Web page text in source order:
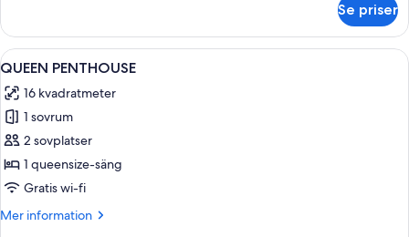
Sixth
Floor
Se priser
Öppna
alla
foton
för
QUEEN
PENTHOUSE
Ett välordnat hotellrum med en stor
5
QUEEN PENTHOUSE
16 kvadratmeter
1 sovrum
2 sovplatser
1 queensize-säng
Gratis wi-fi
Mer information
Mer